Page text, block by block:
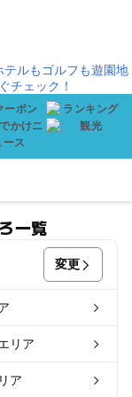
一覧
変更
リア
ア